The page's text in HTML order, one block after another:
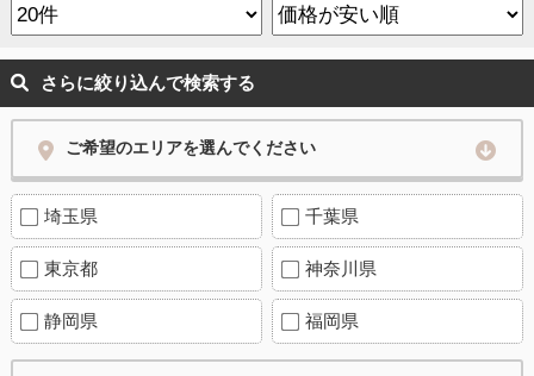
さらに絞り込んで検索する
ご希望のエリアを選んでください
埼玉県 千葉県
東京都 神奈川県
静岡県 福岡県